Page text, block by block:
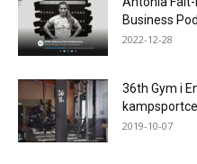
Business
2022-12-28
36th Gym i
2019-10-07